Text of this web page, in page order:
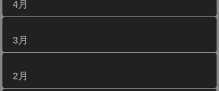
4月
3月
2月